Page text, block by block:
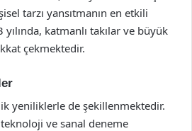
tarzı yansıtmanın en etkili
katmanlı takılar ve büyük
çekmektedir.
yeniliklerle de şekillenmektedir.
ve sanal deneme